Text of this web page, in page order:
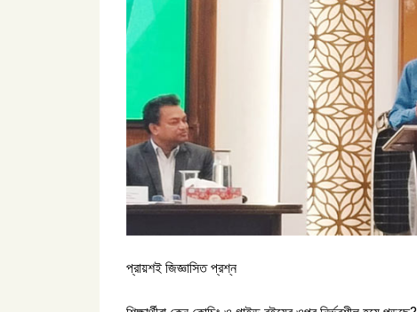
প্রায়শই জিজ্ঞাসিত প্রশ্ন